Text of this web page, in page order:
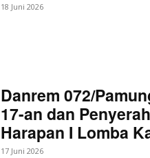
18 Juni 2026
Danrem 072/
17-an dan
Harapan I Lomba
17 Juni 2026